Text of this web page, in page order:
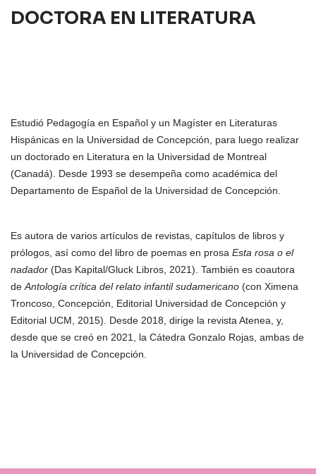
DOCTORA EN LITERATURA
Estudió Pedagogía en Español y un Magíster en Literaturas
Hispánicas en la Universidad de Concepción, para luego realizar
un doctorado en Literatura en la Universidad de Montreal
(Canadá). Desde 1993 se desempeña como académica del
Departamento de Español de la Universidad de Concepción.
Es autora de varios artículos de revistas, capítulos de libros y
prólogos, así como del libro de poemas en prosa Esta rosa o el
nadador (Das Kapital/Gluck Libros, 2021). También es coautora
de Antología crítica del relato infantil sudamericano (con Ximena
Troncoso, Concepción, Editorial Universidad de Concepción y
Editorial UCM, 2015). Desde 2018, dirige la revista Atenea, y,
desde que se creó en 2021, la Cátedra Gonzalo Rojas, ambas de
la Universidad de Concepción.